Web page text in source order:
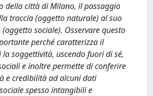
della città di Milano, il passaggio
traccia (oggetto naturale) al suo
sociale). Osservare questo
perché caratterizza il
soggettività, uscendo fuori di sé,
e inoltre permette di conferire
e credibilità ad alcuni dati
spesso intangibili e